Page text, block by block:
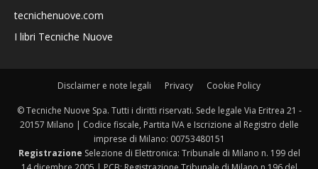
tecnichenuove.com
I libri Tecniche Nuove
Disclaimer e note legali Privacy Cookie Policy
© Tecniche Nuove Spa. Tutti i diritti riservati. Sede legale Via Eritrea 21 -
20157 Milano | Codice fiscale, Partita IVA e Iscrizione al Registro delle
imprese di Milano: 00753480151
Registrazione Selezione di Elettronica: Tribunale di Milano n. 199 del